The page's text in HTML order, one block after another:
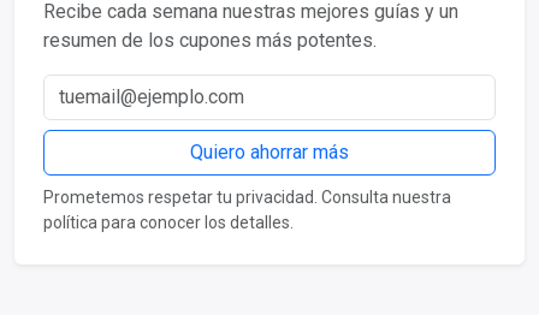
Recibe cada semana nuestras mejores guías y un
resumen de los cupones más potentes.
Correo electrónico
Quiero ahorrar más
Prometemos respetar tu privacidad. Consulta nuestra
política para conocer los detalles.